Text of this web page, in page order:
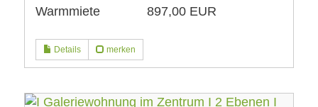
Warmmiete
897,00 EUR
Details merken